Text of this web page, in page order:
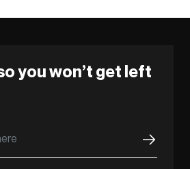
you won’t get left